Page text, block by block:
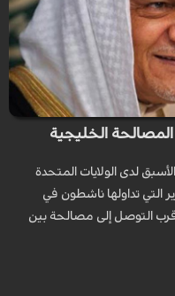
الخليجية
لدى الولايات المتحدة
التي تداولها ناشطون في
التوصل إلى مصالحة بين